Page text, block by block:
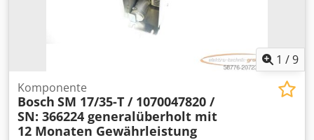
1 /9
Komponente
Bosch SM 17/35-T / 1070047820 /
SN: 366224 generalüberholt mit
12 Monaten Gewährleistung